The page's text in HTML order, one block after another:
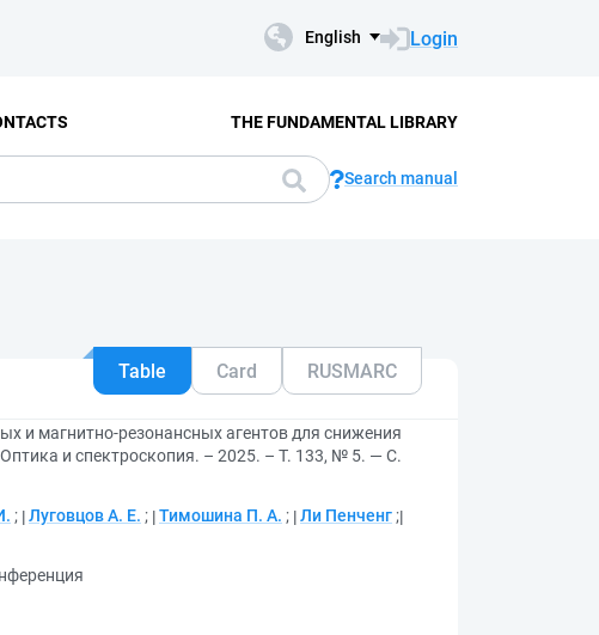
English Login
THE FUNDAMENTAL LIBRARY
Search manual
Table Card RUSMARC
и магнитно-резонансных агентов для снижения
и спектроскопия. – 2025. – Т. 133, № 5. — С.
; Луговцов А. Е. ; Тимошина П. А. ; Ли Пенченг ;